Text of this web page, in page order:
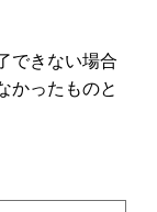
できない場合
かったものと